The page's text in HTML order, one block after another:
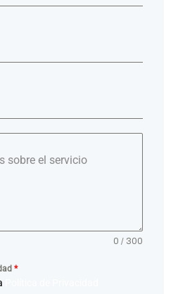
sobre el servicio
0 / 300
*